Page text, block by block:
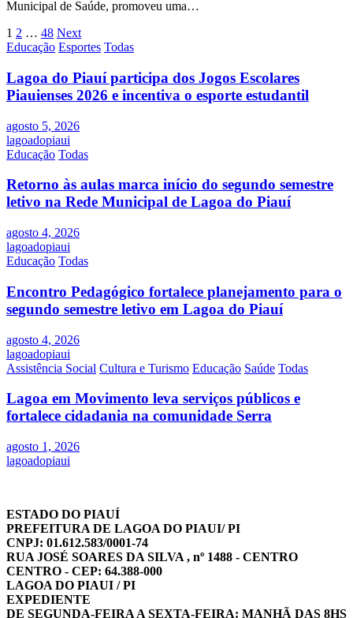
Municipal de Saúde, promoveu uma…
Paginação
de
posts
1 2 … 48 Next
Educação Esportes Todas
Lagoa do Piauí participa dos Jogos Escolares
Piauienses 2026 e incentiva o esporte estudantil
agosto 5, 2026
lagoadopiaui
Educação Todas
Retorno às aulas marca início do segundo semestre
letivo na Rede Municipal de Lagoa do Piauí
agosto 4, 2026
lagoadopiaui
Educação Todas
Encontro Pedagógico fortalece planejamento para o
segundo semestre letivo em Lagoa do Piauí
agosto 4, 2026
lagoadopiaui
Assistência Social Cultura e Turismo Educação Saúde Todas
Lagoa em Movimento leva serviços públicos e
fortalece cidadania na comunidade Serra
agosto 1, 2026
lagoadopiaui
ESTADO DO PIAUÍ
PREFEITURA DE LAGOA DO PIAUI/ PI
CNPJ: 01.612.583/0001-74
RUA JOSÉ SOARES DA SILVA , nº 1488 - CENTRO
CENTRO - CEP: 64.388-000
LAGOA DO PIAUI / PI
EXPEDIENTE
DE SEGUNDA-FEIRA A SEXTA-FEIRA: MANHÃ DAS 8HS